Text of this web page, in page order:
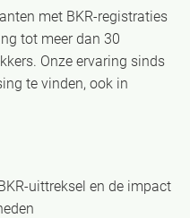
met BKR-registraties
tot meer dan 30
Onze ervaring sinds
te vinden, ook in
uittreksel en de impact